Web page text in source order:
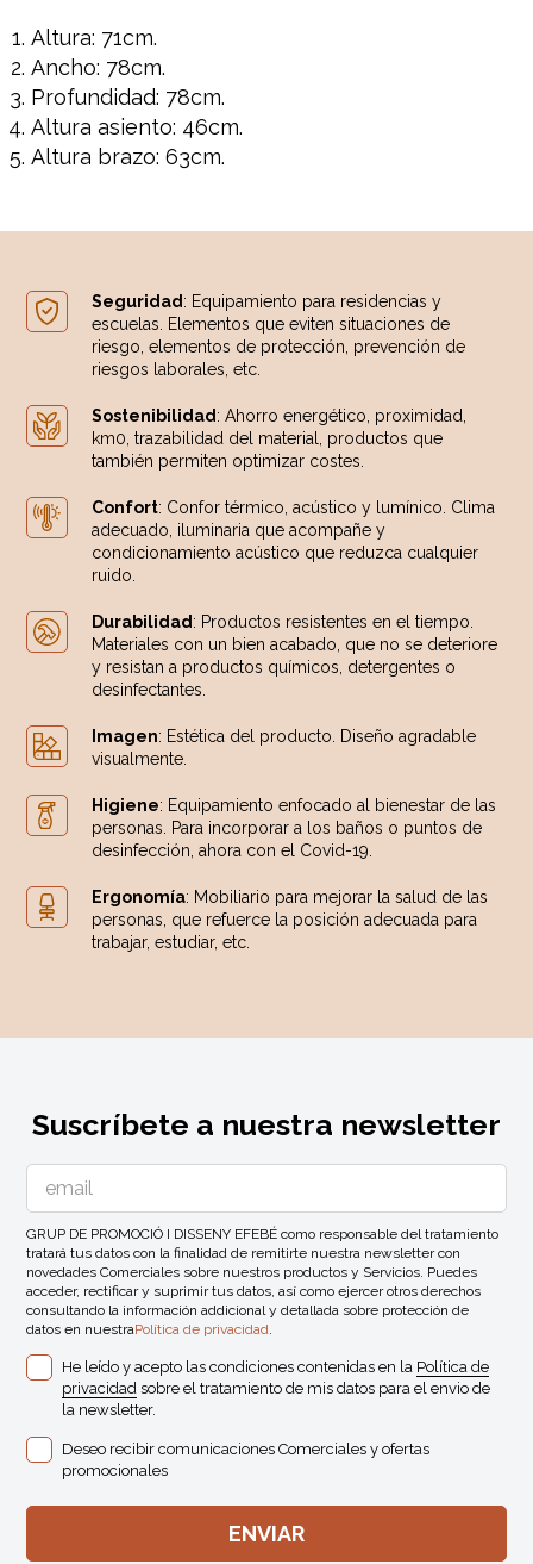
Altura: 71cm.
Ancho: 78cm.
Profundidad: 78cm.
Altura asiento: 46cm.
Altura brazo: 63cm.
Seguridad: Equipamiento para residencias y
escuelas. Elementos que eviten situaciones de
riesgo, elementos de protección, prevención de
riesgos laborales, etc.
Sostenibilidad: Ahorro energético, proximidad,
km0, trazabilidad del material, productos que
también permiten optimizar costes.
Confort: Confor térmico, acústico y lumínico. Clima
adecuado, iluminaria que acompañe y
condicionamiento acústico que reduzca cualquier
ruido.
Durabilidad: Productos resistentes en el tiempo.
Materiales con un bien acabado, que no se deteriore
y resistan a productos químicos, detergentes o
desinfectantes.
Imagen: Estética del producto. Diseño agradable
visualmente.
Higiene: Equipamiento enfocado al bienestar de las
personas. Para incorporar a los baños o puntos de
desinfección, ahora con el Covid-19.
Ergonomía: Mobiliario para mejorar la salud de las
personas, que refuerce la posición adecuada para
trabajar, estudiar, etc.
Suscríbete a nuestra newsletter
GRUP DE PROMOCIÓ I DISSENY EFEBÉ como responsable del tratamiento
tratará tus datos con la finalidad de remitirte nuestra newsletter con
novedades Comerciales sobre nuestros productos y Servicios. Puedes
acceder, rectificar y suprimir tus datos, así como ejercer otros derechos
consultando la información addicional y detallada sobre protección de
datos en nuestraPolítica de privacidad.
He leído y acepto las condiciones contenidas en la Política de
privacidad sobre el tratamiento de mis datos para el envio de
la newsletter.
Deseo recibir comunicaciones Comerciales y ofertas
promocionales